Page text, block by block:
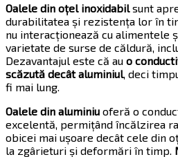
Oalele din oțel inoxidabil sunt
durabilitatea și rezistența lor în
nu interacționează cu alimentele
varietate de surse de căldură,
Dezavantajul este că au o
scăzută decât aluminiul , deci
fi mai lung.
Oalele din aluminiu oferă o
excelentă, permițând încălzirea
obicei mai ușoare decât cele din
la zgârieturi și deformări în timp.